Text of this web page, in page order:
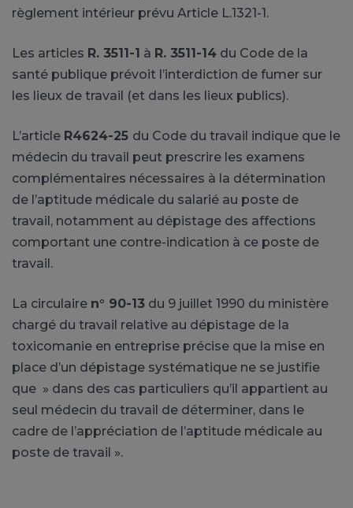
règlement intérieur prévu Article L.1321-1.
Les articles R. 3511-1 à R. 3511-14 du Code de la
santé publique prévoit l’interdiction de fumer sur
les lieux de travail (et dans les lieux publics).
L’article R4624-25 du Code du travail indique que le
médecin du travail peut prescrire les examens
complémentaires nécessaires à la détermination
de l’aptitude médicale du salarié au poste de
travail, notamment au dépistage des affections
comportant une contre-indication à ce poste de
travail.
La circulaire n° 90-13 du 9 juillet 1990 du ministère
chargé du travail relative au dépistage de la
toxicomanie en entreprise précise que la mise en
place d’un dépistage systématique ne se justifie
que » dans des cas particuliers qu’il appartient au
seul médecin du travail de déterminer, dans le
cadre de l’appréciation de l’aptitude médicale au
poste de travail ».